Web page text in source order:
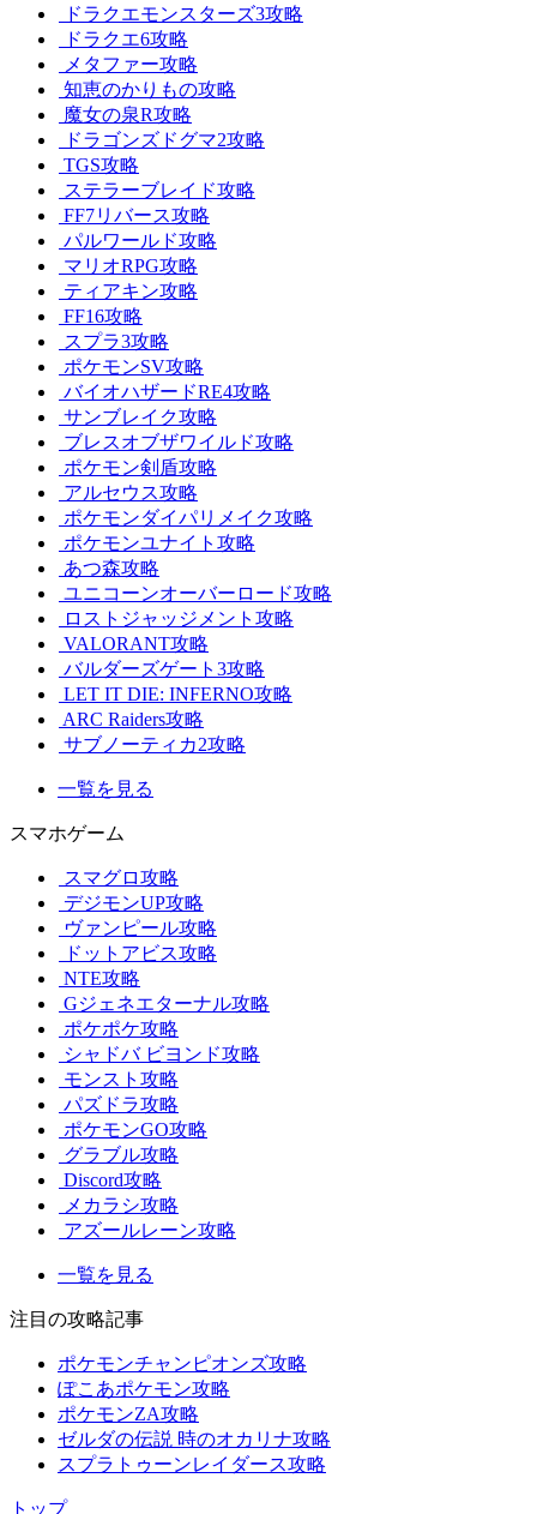
ドラクエモンスターズ3攻略
ドラクエ6攻略
メタファー攻略
知恵のかりもの攻略
魔女の泉R攻略
ドラゴンズドグマ2攻略
TGS攻略
ステラーブレイド攻略
FF7リバース攻略
パルワールド攻略
マリオRPG攻略
ティアキン攻略
FF16攻略
スプラ3攻略
ポケモンSV攻略
バイオハザードRE4攻略
サンブレイク攻略
ブレスオブザワイルド攻略
ポケモン剣盾攻略
アルセウス攻略
ポケモンダイパリメイク攻略
ポケモンユナイト攻略
あつ森攻略
ユニコーンオーバーロード攻略
ロストジャッジメント攻略
VALORANT攻略
バルダーズゲート3攻略
LET IT DIE: INFERNO攻略
ARC Raiders攻略
サブノーティカ2攻略
一覧を見る
スマホゲーム
スマグロ攻略
デジモンUP攻略
ヴァンピール攻略
ドットアビス攻略
NTE攻略
Gジェネエターナル攻略
ポケポケ攻略
シャドバ ビヨンド攻略
モンスト攻略
パズドラ攻略
ポケモンGO攻略
グラブル攻略
Discord攻略
メカラシ攻略
アズールレーン攻略
一覧を見る
注目の攻略記事
ポケモンチャンピオンズ攻略
ぽこあポケモン攻略
ポケモンZA攻略
ゼルダの伝説 時のオカリナ攻略
スプラトゥーンレイダース攻略
トップ